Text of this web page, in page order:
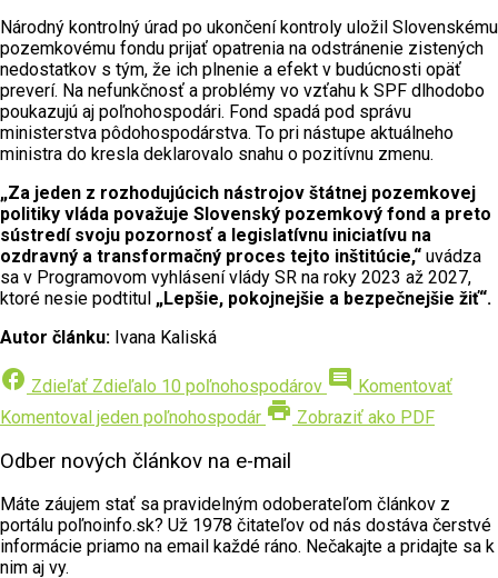
Národný kontrolný úrad po ukončení kontroly uložil Slovenskému
pozemkovému fondu prijať opatrenia na odstránenie zistených
nedostatkov s tým, že ich plnenie a efekt v budúcnosti opäť
preverí. Na nefunkčnosť a problémy vo vzťahu k SPF dlhodobo
poukazujú aj poľnohospodári. Fond spadá pod správu
ministerstva pôdohospodárstva. To pri nástupe aktuálneho
ministra do kresla deklarovalo snahu o pozitívnu zmenu.
„Za jeden z rozhodujúcich nástrojov štátnej pozemkovej
politiky vláda považuje Slovenský pozemkový fond a preto
sústredí svoju pozornosť a legislatívnu iniciatívu na
ozdravný a transformačný proces tejto inštitúcie,“ uvádza
sa v Programovom vyhlásení vlády SR na roky 2023 až 2027,
ktoré nesie podtitul „Lepšie, pokojnejšie a bezpečnejšie žiť“.
Autor článku: Ivana Kaliská
facebook Zdieľať Zdieľalo 10 poľnohospodárov comment Komentovať
Komentoval jeden poľnohospodár print Zobraziť ako PDF
Odber nových článkov na e-mail
Máte záujem stať sa pravidelným odoberateľom článkov z
portálu poľnoinfo.sk? Už 1978 čitateľov od nás dostáva čerstvé
informácie priamo na email každé ráno. Nečakajte a pridajte sa k
nim aj vy.